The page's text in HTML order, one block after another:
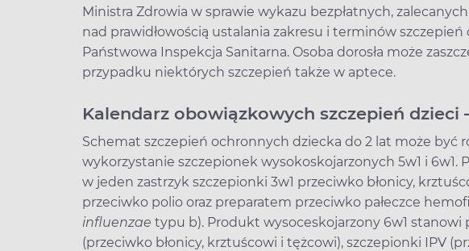
Ministra Zdrowia w sprawie wykazu bezpłatnych,
nad prawidłowością ustalania zakresu i terminów
Państwowa Inspekcja Sanitarna. Osoba dorosła może
przypadku niektórych szczepień także w aptece.
Kalendarz obowiązkowych szczepień dzieci
Schemat szczepień ochronnych dziecka do 2 lat może być
wykorzystanie szczepionek wysokoskojarzonych 5w1 i 6w1.
w jeden zastrzyk szczepionki 3w1 przeciwko błonicy,
przeciwko polio oraz preparatem przeciwko pałeczce
influenzae typu b). Produkt wysoceskojarzony 6w1 stanowi
(przeciwko błonicy, krztuścowi i tężcowi), szczepionki IPV